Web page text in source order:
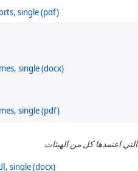
التي اعتمدها كل من الهيئات